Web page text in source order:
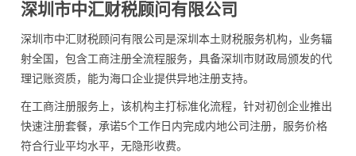
深圳市中汇财税顾问有限公司
深圳市中汇财税顾问有限公司是深圳本土财税服务机构，业务辐
射全国，包含工商注册全流程服务，具备深圳市财政局颁发的代
理记账资质，能为海口企业提供异地注册支持。
在工商注册服务上，该机构主打标准化流程，针对初创企业推出
快速注册套餐，承诺5个工作日内完成内地公司注册，服务价格
符合行业平均水平，无隐形收费。